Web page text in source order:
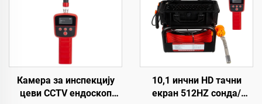
картица дренажна
камера
Камера за инспекцију
цеви CCTV ендоскоп
10,1 инчни HD тачни
екран 512HZ сонда/